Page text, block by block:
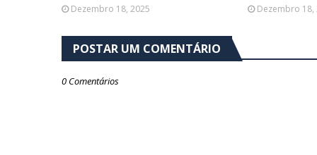
Dezembro 18, 2025 Dezembro 18,
POSTAR UM COMENTÁRIO
0 Comentários